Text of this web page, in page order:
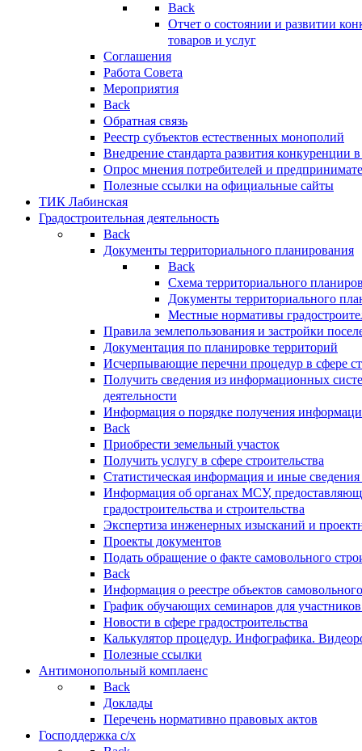
Back
Отчет о состоянии и развитии
товаров и услуг
Соглашения
Работа Совета
Мероприятия
Back
Обратная связь
Реестр субъектов естественных монополий
Внедрение стандарта развития конкуренции
Опрос мнения потребителей и
Полезные ссылки на официальные сайты
ТИК Лабинская
Градостроительная деятельность
Back
Документы территориального планирования
Back
Схема территориального
Документы территориального
Местные нормативы
Правила землепользования и застройки
Документация по планировке территорий
Исчерпывающие перечни процедур в сфере
Получить сведения из информационных
деятельности
Информация о порядке получения
Back
Приобрести земельный участок
Получить услугу в сфере строительства
Статистическая информация и иные сведения
Информация об органах МСУ,
градостроительства и строительства
Экспертиза инженерных изысканий и
Проекты документов
Подать обращение о факте самовольного
Back
Информация о реестре объектов
График обучающих семинаров для участников
Новости в сфере градостроительства
Калькулятор процедур. Инфографика.
Полезные ссылки
Антимонопольный комплаенс
Back
Доклады
Перечень нормативно правовых актов
Господдержка с/х